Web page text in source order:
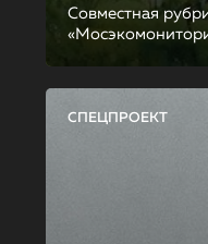
Совместная
СПЕЦПРОЕКТ